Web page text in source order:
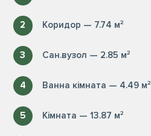
2 Коридор — 7.74 м²
3 Сан.вузол — 2.85 м²
4 Ванна кімната — 4.49 м²
5 Кімната — 13.87 м²